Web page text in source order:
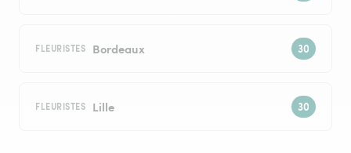
FLEURISTES Bordeaux
FLEURISTES Lille